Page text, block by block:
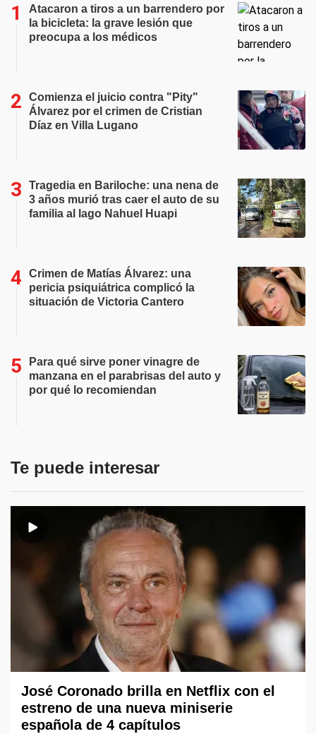
Atacaron a tiros a un barrendero por
la bicicleta: la grave lesión que
preocupa a los médicos
Comienza el juicio contra "Pity"
Álvarez por el crimen de Cristian
Díaz en Villa Lugano
Tragedia en Bariloche: una nena de
3 años murió tras caer el auto de su
familia al lago Nahuel Huapi
Crimen de Matías Álvarez: una
pericia psiquiátrica complicó la
situación de Victoria Cantero
Para qué sirve poner vinagre de
manzana en el parabrisas del auto y
por qué lo recomiendan
Te puede interesar
José Coronado brilla en Netflix con el
estreno de una nueva miniserie
española de 4 capítulos